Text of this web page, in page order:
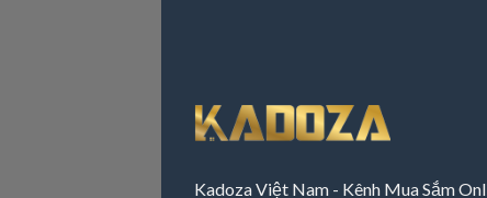
Kadoza Việt Nam - Kênh Mua Sắm